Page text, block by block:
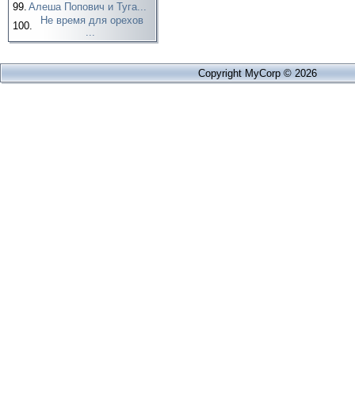
99. Алеша Попович и Туга...
100.
Не время для орехов
...
Copyright MyCorp © 2026